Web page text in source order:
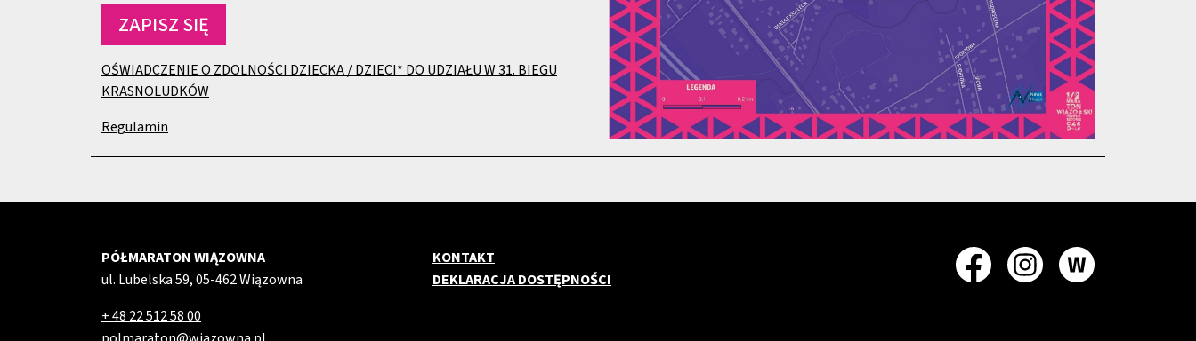
ZAPISZ SIĘ
OŚWIADCZENIE O ZDOLNOŚCI DZIECKA / DZIECI* DO UDZIAŁU W 31. BIEGU
KRASNOLUDKÓW
Regulamin
PÓŁMARATON WIĄZOWNA
ul. Lubelska 59, 05-462 Wiązowna
+ 48 22 512 58 00
KONTAKT
DEKLARACJA DOSTĘPNOŚCI